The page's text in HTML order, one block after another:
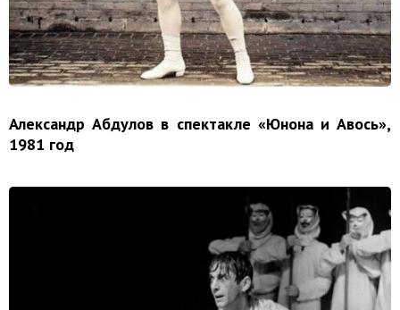
Александр Абдулов в спектакле «Юнона и Авось»,
1981 год